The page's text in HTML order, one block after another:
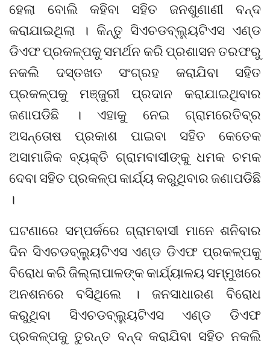
ହେଲା ବୋଲି କହିବା ସହିତ ଜନଶୁଣାଣୀ ବନ୍ଦ
କରାଯାଇଥିଲା । କିନ୍ତୁ ସିଏଚଡବ୍ଲ୍ୟୁଟିଏସ ଏଣ୍ଡ
ଡିଏଫ ପ୍ରକଳ୍ପକୁ ସମର୍ଥନ କରି ପ୍ରଶାସନ ତରଫରୁ
ନକଲି ଦସ୍ତଖତ ସଂଗ୍ରହ କରାଯିବା ସହିତ
ପ୍ରକଳ୍ପକୁ ମଞ୍ଜୁରୀ ପ୍ରଦାନ କରାଯାଇଥିବାର
ଜଣାପଡିଛି । ଏହାକୁ ନେଇ ଗ୍ରାମରେତିବ୍ର
ଅସନ୍ତୋଷ ପ୍ରକାଶ ପାଇବା ସହିତ କେତେକ
ଅସାମାଜିକ ବ୍ୟକ୍ତି ଗ୍ରାମବାସୀଙ୍କୁ ଧମକ ଚମକ
ଦେବା ସହିତ ପ୍ରକଳ୍ପ କାର୍ଯ୍ୟ କରୁଥିବାର ଜଣାପଡିଛି
।
ଘଟଣାରେ ସମ୍ପର୍କରେ ଗ୍ରାମବାସୀ ମାନେ ଶନିବାର
ଦିନ ସିଏଚଡବ୍ଲ୍ୟୁଟିଏସ ଏଣ୍ଡ ଡିଏଫ ପ୍ରକଳ୍ପକୁ
ବିରୋଧ କରି ଜିଲ୍ଲାପାଳଙ୍କ କାର୍ଯ୍ୟାଳୟ ସମ୍ମୁଖରେ
ଅନଶନରେ ବସିଥିଲେ । ଜନସାଧାରଣ ବିରୋଧ
କରୁଥିବା ସିଏଚଡବ୍ଲ୍ୟୁଟିଏସ ଏଣ୍ଡ ଡିଏଫ
ପ୍ରକଳ୍ପକୁ ତୁରନ୍ତ ବନ୍ଦ କରାଯିବା ସହିତ ନକଲି